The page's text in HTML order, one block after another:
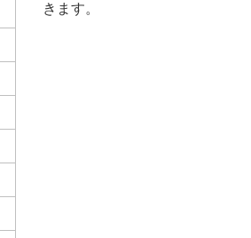
きます。